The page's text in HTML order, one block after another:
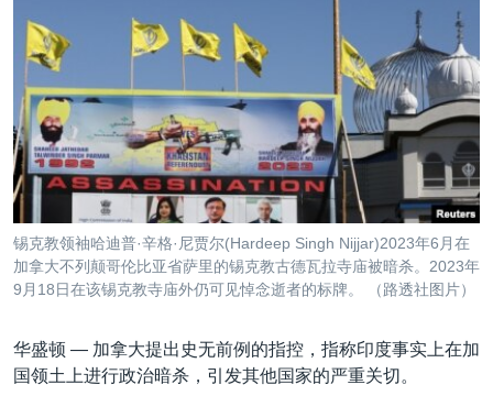
检
索
中东
欧洲
非洲
美洲
全球议题
人权·法律·宗教
科教·文娱·体健
军事
劳工
环境
热点专题
白宫要闻
国会报道
美中关系
美国建国250周年
埃博拉疫情
美国之音专访
重要讲话与声明
台海两岸关系
南中国海争端
VOA视频
VOA今日焦点
中文广播
关注我们
其他语言网站
锡克教领袖哈迪普·辛格·尼贾尔(Hardeep Singh Nijjar)2023年6月在
加拿大不列颠哥伦比亚省萨里的锡克教古德瓦拉寺庙被暗杀。2023年
9月18日在该锡克教寺庙外仍可见悼念逝者的标牌。 （路透社图片）
华盛顿 — 加拿大提出史无前例的指控，指称印度事实上在加
国领土上进行政治暗杀，引发其他国家的严重关切。